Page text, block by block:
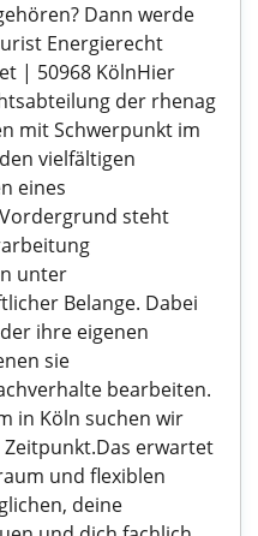
Dann werde
Energierecht
| 50968 KölnHier
der rhenag
mit Schwerpunkt im
vielfältigen
eines
steht
unter
Belange. Dabei
ihre eigenen
sie
bearbeiten.
in Köln suchen wir
erwartet
und flexiblen
deine